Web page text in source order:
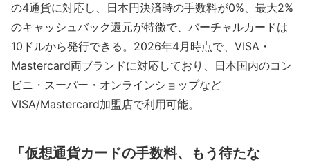
の4通貨に対応し、日本円決済時の手数料が0%、最大2%
のキャッシュバック還元が特徴で、バーチャルカードは
10ドルから発行できる。2026年4月時点で、VISA・
Mastercard両ブランドに対応しており、日本国内のコン
ビニ・スーパー・オンラインショップなど
VISA/Mastercard加盟店で利用可能。
「仮想通貨カードの手数料、もう待たな